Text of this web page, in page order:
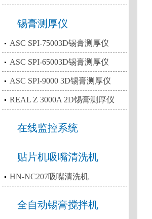
锡膏测厚仪
ASC SPI-75003D锡膏测厚仪
ASC SPI-65003D锡膏测厚仪
ASC SPI-9000 3D锡膏测厚仪
REAL Z 3000A 2D锡膏测厚仪
在线监控系统
贴片机吸嘴清洗机
HN-NC207吸嘴清洗机
全自动锡膏搅拌机